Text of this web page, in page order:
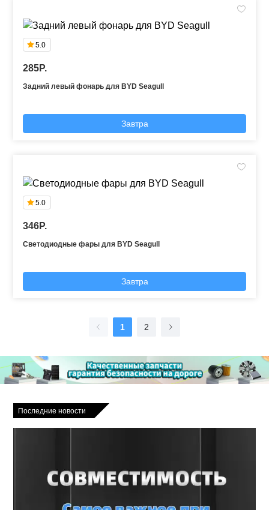
5.0
285P.
Задний левый фонарь для BYD Seagull
Завтра
5.0
346P.
Светодиодные фары для BYD Seagull
Завтра
1 2
Последние новости